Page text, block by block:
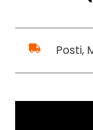
Posti,